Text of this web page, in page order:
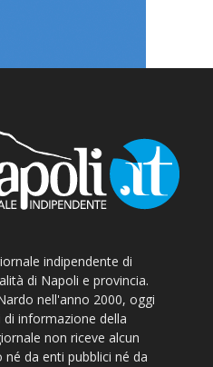
indipendente di
di Napoli e provincia.
nell'anno 2000, oggi
informazione della
non riceve alcun
da enti pubblici né da